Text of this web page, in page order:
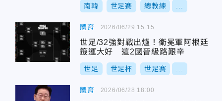
南韓 世足賽 總教練
體育
世足/32強對戰出爐！衛冕軍阿根廷
籤運大好 這2國晉級路艱辛
世足 世足杯 世足賽
2026/06/29 15:15
體育 2026/06/28 18:00